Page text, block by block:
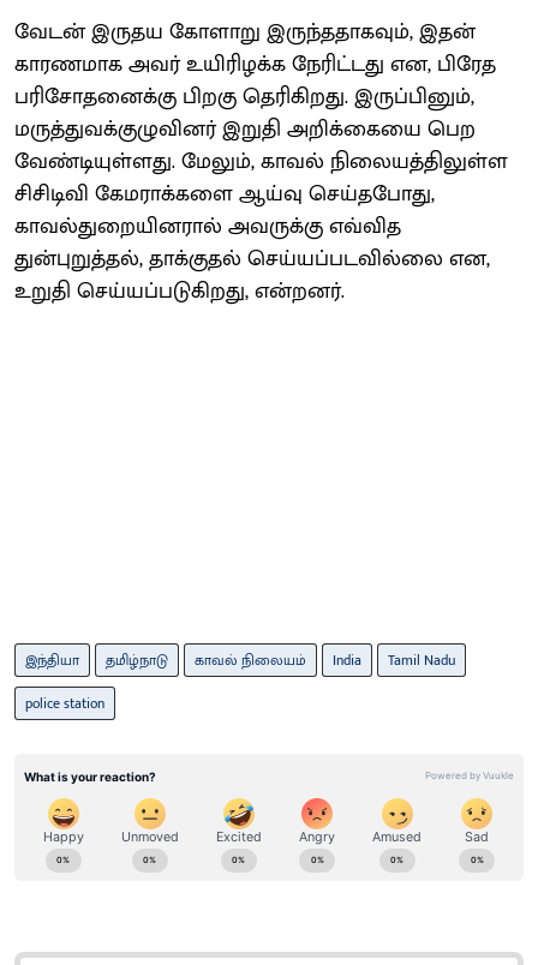
வேடன் இருதய கோளாறு இருந்ததாகவும், இதன்
காரணமாக அவர் உயிரிழக்க நேரிட்டது என, பிரேத
பரிசோதனைக்கு பிறகு தெரிகிறது. இருப்பினும்,
மருத்துவக்குழுவினர் இறுதி அறிக்கையை பெற
வேண்டியுள்ளது. மேலும், காவல் நிலையத்திலுள்ள
சிசிடிவி கேமராக்களை ஆய்வு செய்தபோது,
காவல்துறையினரால் அவருக்கு எவ்வித
துன்புறுத்தல், தாக்குதல் செய்யப்படவில்லை என,
உறுதி செய்யப்படுகிறது, என்றனர்.
இந்தியா தமிழ்நாடு காவல் நிலையம் India
Tamil Nadu
police station